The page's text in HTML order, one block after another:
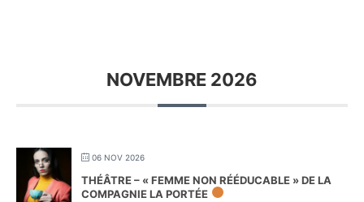
NOVEMBRE 2026
06 NOV 2026
THÉÂTRE – « FEMME NON RÉÉDUCABLE » DE LA
COMPAGNIE LA PORTÉE